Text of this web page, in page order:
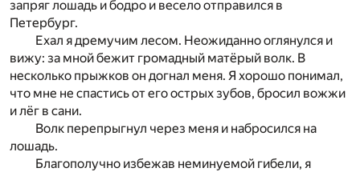
запряг лошадь и бодро и весело отправился в
Петербург.
Ехал я дремучим лесом. Неожиданно оглянулся и
вижу: за мной бежит громадный матёрый волк. В
несколько прыжков он догнал меня. Я хорошо понимал,
что мне не спастись от его острых зубов, бросил вожжи
и лёг в сани.
Волк перепрыгнул через меня и набросился на
лошадь.
Благополучно избежав неминуемой гибели, я